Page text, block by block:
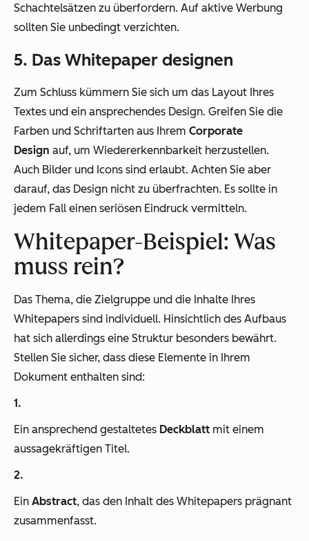
Schachtelsätzen zu überfordern. Auf aktive Werbung
sollten Sie unbedingt verzichten.
5. Das Whitepaper designen
Zum Schluss kümmern Sie sich um das Layout Ihres
Textes und ein ansprechendes Design. Greifen Sie die
Farben und Schriftarten aus Ihrem Corporate
Design auf, um Wiedererkennbarkeit herzustellen.
Auch Bilder und Icons sind erlaubt. Achten Sie aber
darauf, das Design nicht zu überfrachten. Es sollte in
jedem Fall einen seriösen Eindruck vermitteln.
Whitepaper-Beispiel: Was
muss rein?
Das Thema, die Zielgruppe und die Inhalte Ihres
Whitepapers sind individuell. Hinsichtlich des Aufbaus
hat sich allerdings eine Struktur besonders bewährt.
Stellen Sie sicher, dass diese Elemente in Ihrem
Dokument enthalten sind:
Ein ansprechend gestaltetes Deckblatt mit einem
aussagekräftigen Titel.
Ein Abstract, das den Inhalt des Whitepapers prägnant
zusammenfasst.